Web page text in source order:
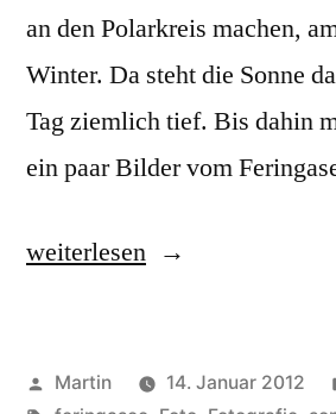
an den Polarkreis machen,
Winter. Da steht die Sonne
Tag ziemlich tief. Bis dahin
ein paar Bilder vom
„Don’t
sun
weiterlesen
Veröffentlicht
Martin 14. Januar 2012